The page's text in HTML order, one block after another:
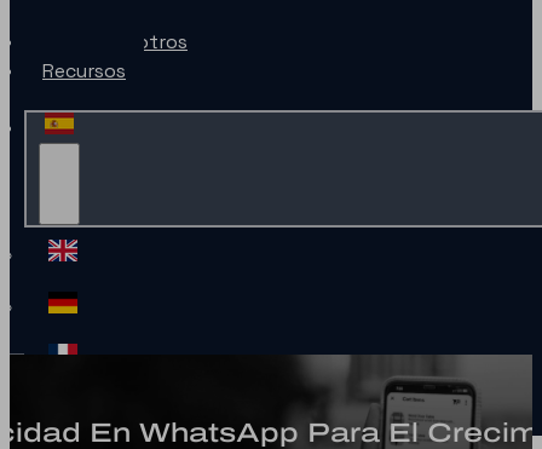
Sobre nosotros
Recursos
En WhatsApp Para El